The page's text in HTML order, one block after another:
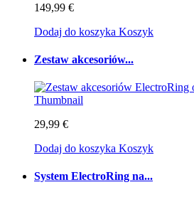
149,99 €
Dodaj do koszyka Koszyk
Zestaw akcesoriów...
29,99 €
Dodaj do koszyka Koszyk
System ElectroRing na...